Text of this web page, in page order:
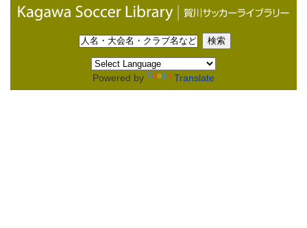
Powered by Translate